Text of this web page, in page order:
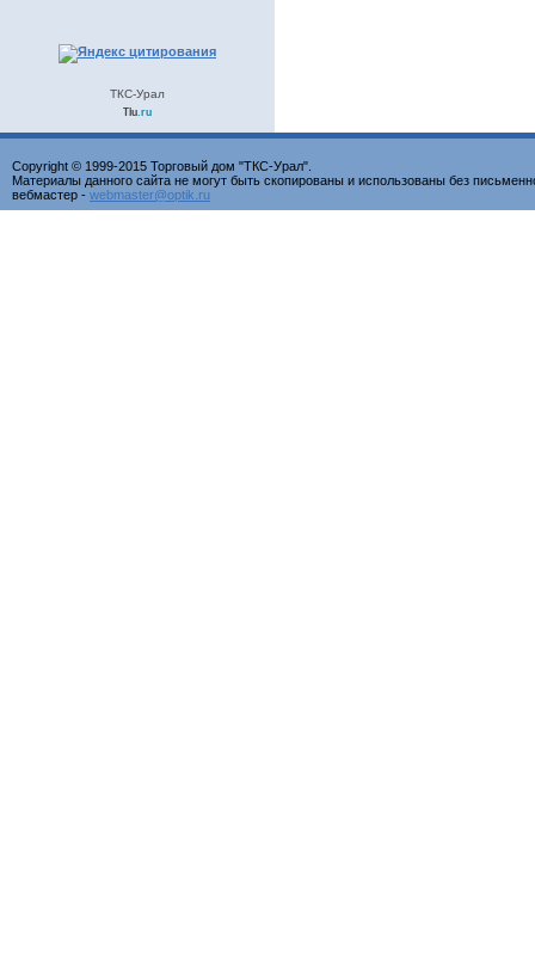
ТКС-Урал
Tiu.ru
Copyright © 1999-2015 Торговый дом "ТКС-Урал".
Материалы данного сайта не могут быть скопированы и использованы без
вебмастер - webmaster@optik.ru